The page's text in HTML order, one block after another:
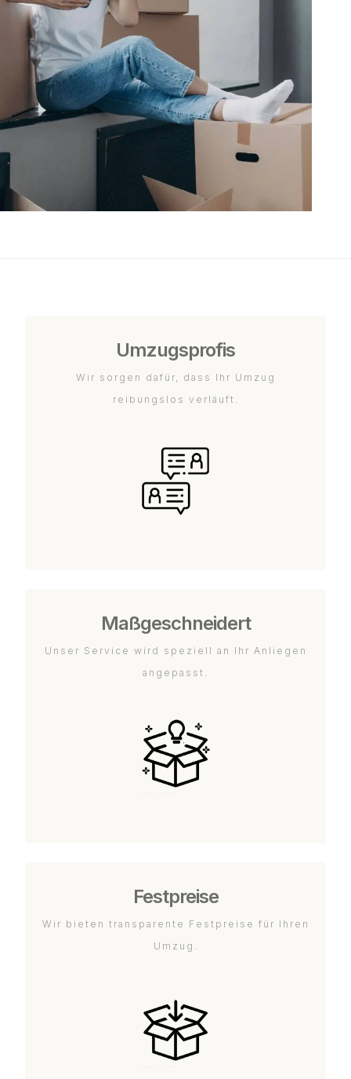
Umzugsprofis
Wir sorgen dafür, dass Ihr Umzug
reibungslos verläuft.
Maßgeschneidert
Unser Service wird speziell an Ihr Anliegen
angepasst.
Festpreise
Wir bieten transparente Festpreise für Ihren
Umzug.